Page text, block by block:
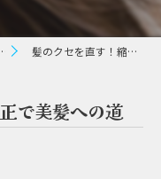
髪のクセを直す！縮毛矯正で美髪への道
で美髪への道